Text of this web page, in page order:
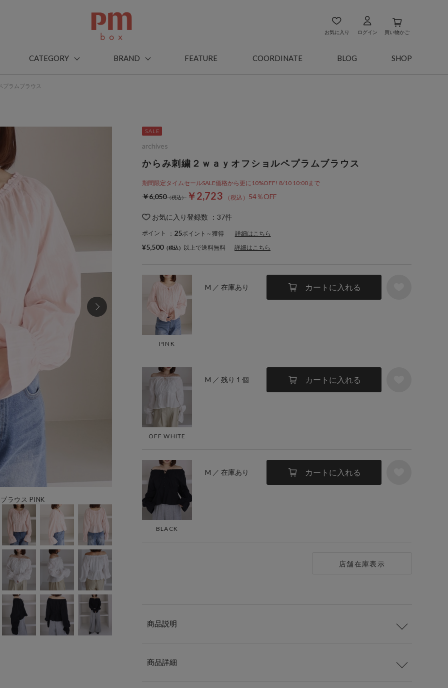
お気に入り ログイン 買い物かご
CATEGORY BRAND FEATURE COORDINATE BLOG SHOP
プラムブラウス
ラウス PINK
からみ刺繍２ｗａｙオフショルペプラムブラウス
期間限定タイムセールSALE価格から更に10%OFF! 8/10 10:00まで
￥2,723 54％OFF
￥6,050
お気に入り登録数 ：37件
ポイント ： 25ポイント～獲得 詳細はこちら
PINK
M ／ 在庫あり カートに入れる
OFF WHITE
M ／ 残り 1 個 カートに入れる
BLACK
M ／ 在庫あり カートに入れる
店舗在庫表示
archives
¥5,500 以上で送料無料 詳細はこちら
商品説明
商品詳細